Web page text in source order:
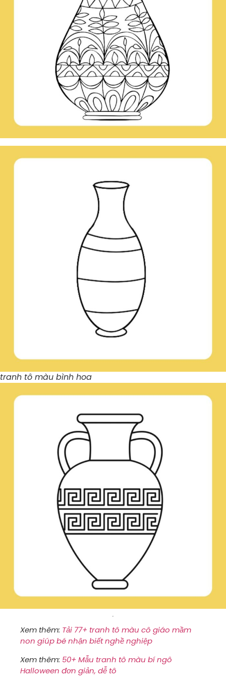
tranh tô màu bình hoa
Xem thêm: Tải 77+ tranh tô màu cô giáo mầm
non giúp bé nhận biết nghề nghiệp
Xem thêm: 50+ Mẫu tranh tô màu bí ngô
Halloween đơn giản, dễ tô